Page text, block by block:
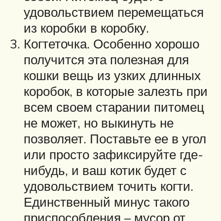
удовольствием перемещаться
из коробки в коробку.
Когтеточка. Особенно хорошо
получится эта полезная для
кошки вещь из узких длинных
коробок, в которые залезть при
всем своем старании питомец
не может, но выкинуть не
позволяет. Поставьте ее в угол
или просто зафиксируйте где-
нибудь, и ваш котик будет с
удовольствием точить когти.
Единственный минус такого
приспособления – мусор от